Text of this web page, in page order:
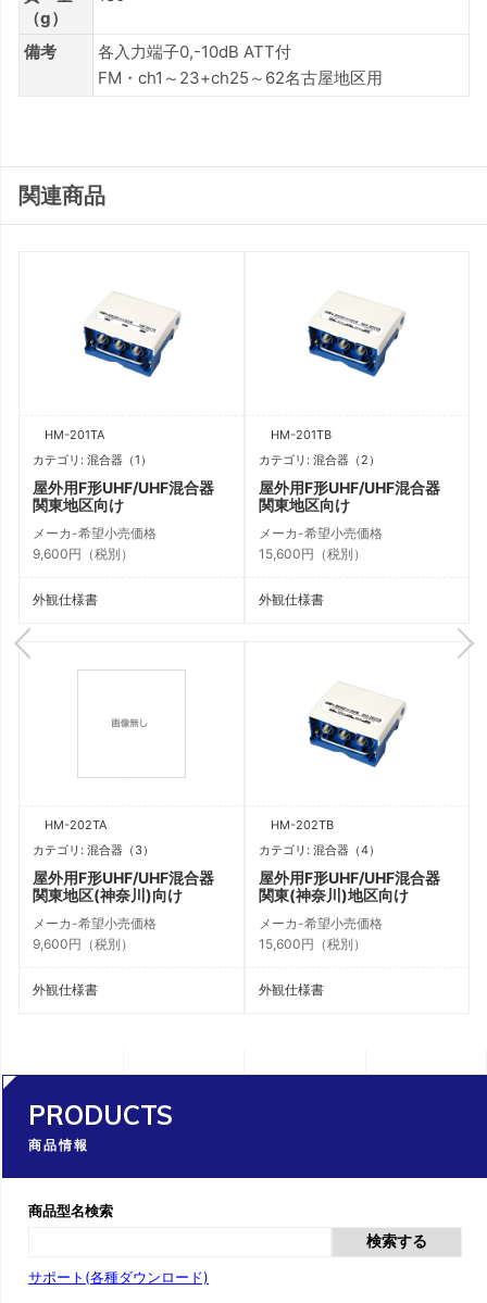
PRODUCTS
商品情報
商品型名検索
検索する
サポート(各種ダウンロード)
（g）
備考
各入力端子0,-10dB ATT付
FM・ch1～23+ch25～62名古屋地区用
関連商品
HM-201TA
カテゴリ: 混合器（1）
屋外用F形UHF/UHF混合器
関東地区向け
メーカ-希望小売価格
9,600円（税別）
外観仕様書
HM-201TB
カテゴリ: 混合器（2）
屋外用F形UHF/UHF混合器
関東地区向け
メーカ-希望小売価格
15,600円（税別）
外観仕様書
HM-202TA
カテゴリ: 混合器（3）
屋外用F形UHF/UHF混合器
関東地区(神奈川)向け
メーカ-希望小売価格
9,600円（税別）
外観仕様書
HM-202TB
カテゴリ: 混合器（4）
屋外用F形UHF/UHF混合器
関東(神奈川)地区向け
メーカ-希望小売価格
15,600円（税別）
外観仕様書